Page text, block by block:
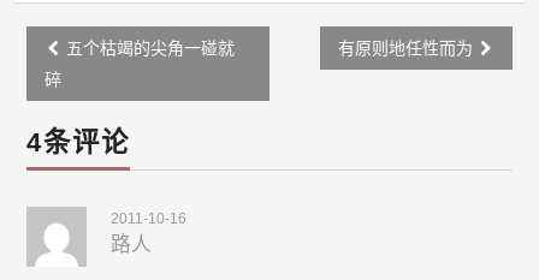
Post
navigation
五个枯竭的尖角一碰就
碎
有原则地任性而为
4条评论
2011-10-16
路人